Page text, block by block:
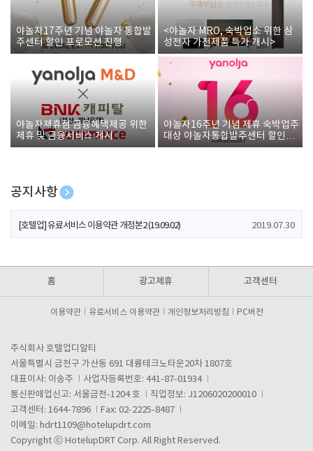
야놀자17주년 기념 야놀자 통합발
주센터 할인 프로모션 진행
<야놀자 MRO, 숙박업소 위한 삼
성전자 가전제품 특가 개시>
야놀자제휴점 금융혜택제공 위한
제휴 및 금융서비스 게시
야놀자16주년 기념 제휴 숙박업주
대상 야놀자통합발주센터 할인쿠
폰 증정
공지사항
[호텔업] 개인정보 처리방침 개정본1 (19.09.02)
[호텔업] 유료서비스 이용약관 개정본2 (19.09.02) 2019.07.30
홈 광고제휴 고객센터
이용약관 유료서비스 이용약관 개인정보처리방침 PC버전
주식회사 호텔업디알티
서울특별시 금천구 가산동 691 대륭테크노타운20차 1807호
대표이사: 이송주
사업자등록번호: 441-87-01934
통신판매업신고: 서울금천-1204 호
직업정보: J1206020200010
고객센터: 1644-7896
Fax: 02-2225-8487
이메일: hdrt1109@hotelupdrt.com
Copyright ⓒ HotelupDRT Corp. All Right Reserved.